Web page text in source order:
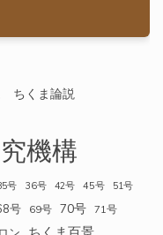
ちくま論説
機構
号 36号 42号 45号
51号
号 69号 70号 71号